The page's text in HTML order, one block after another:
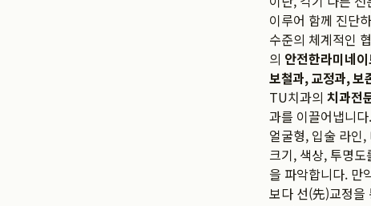
이루어 함께 진단
수준의 체계적인
의 안전한라미네
보철과, 교정과, 보
TU치과의 치과전
과를 이끌어냅니
얼굴형, 입술 라인
크기, 색상, 투명
을 파악합니다. 만
보다 선(先)교정을